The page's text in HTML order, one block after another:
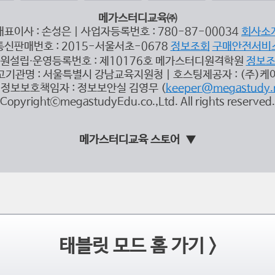
메가스터디교육㈜
표이사 : 손성은 | 사업자등록번호 : 780-87-00034 회사소
신판매번호 : 2015-서울서초-0678 정보조회 구매안전서비
설립∙운영등록번호 : 제10176호 메가스터디원격학원 정보
기관명 : 서울특별시 강남교육지원청 | 호스팅제공자 : (주)케
보보호책임자 : 정보보안실 김영무 (
CopyrightⓒmegastudyEdu.co.,Ltd. All rights reserved.
메가스터디교육 스토어
태블릿 모드 홈 가기 >